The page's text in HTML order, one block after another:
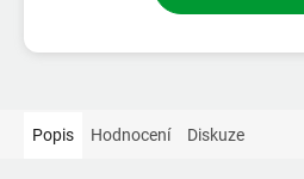
Popis Hodnocení Diskuze